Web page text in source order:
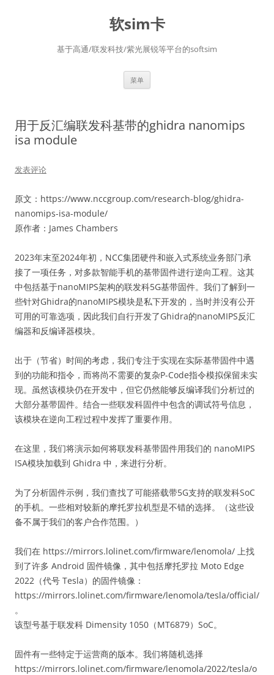
软sim卡
基于高通/联发科技/紫光展锐等平台的softsim
菜单
用于反汇编联发科基带的ghidra nanomips
isa module
发表评论
原文：https://www.nccgroup.com/research-blog/ghidra-
nanomips-isa-module/
原作者：James Chambers
2023年末至2024年初，NCC集团硬件和嵌入式系统业务部门承
接了一项任务，对多款智能手机的基带固件进行逆向工程。这其
中包括基于nanoMIPS架构的联发科5G基带固件。我们了解到一
些针对Ghidra的nanoMIPS模块是私下开发的，当时并没有公开
可用的可靠选项，因此我们自行开发了Ghidra的nanoMIPS反汇
编器和反编译器模块。
出于（节省）时间的考虑，我们专注于实现在实际基带固件中遇
到的功能和指令，而将尚不需要的复杂P-Code指令模拟保留未实
现。虽然该模块仍在开发中，但它仍然能够反编译我们分析过的
大部分基带固件。结合一些联发科固件中包含的调试符号信息，
该模块在逆向工程过程中发挥了重要作用。
在这里，我们将演示如何将联发科基带固件用我们的 nanoMIPS
ISA模块加载到 Ghidra 中，来进行分析。
为了分析固件示例，我们查找了可能搭载带5G支持的联发科SoC
的手机。一些相对较新的摩托罗拉机型是不错的选择。（这些设
备不属于我们的客户合作范围。）
我们在 https://mirrors.lolinet.com/firmware/lenomola/ 上找
到了许多 Android 固件镜像，其中包括摩托罗拉 Moto Edge
2022（代号 Tesla）的固件镜像：
https://mirrors.lolinet.com/firmware/lenomola/tesla/official/
。
该型号基于联发科 Dimensity 1050（MT6879）SoC。
固件有一些特定于运营商的版本。我们将随机选择
https://mirrors.lolinet.com/firmware/lenomola/2022/tesla/o